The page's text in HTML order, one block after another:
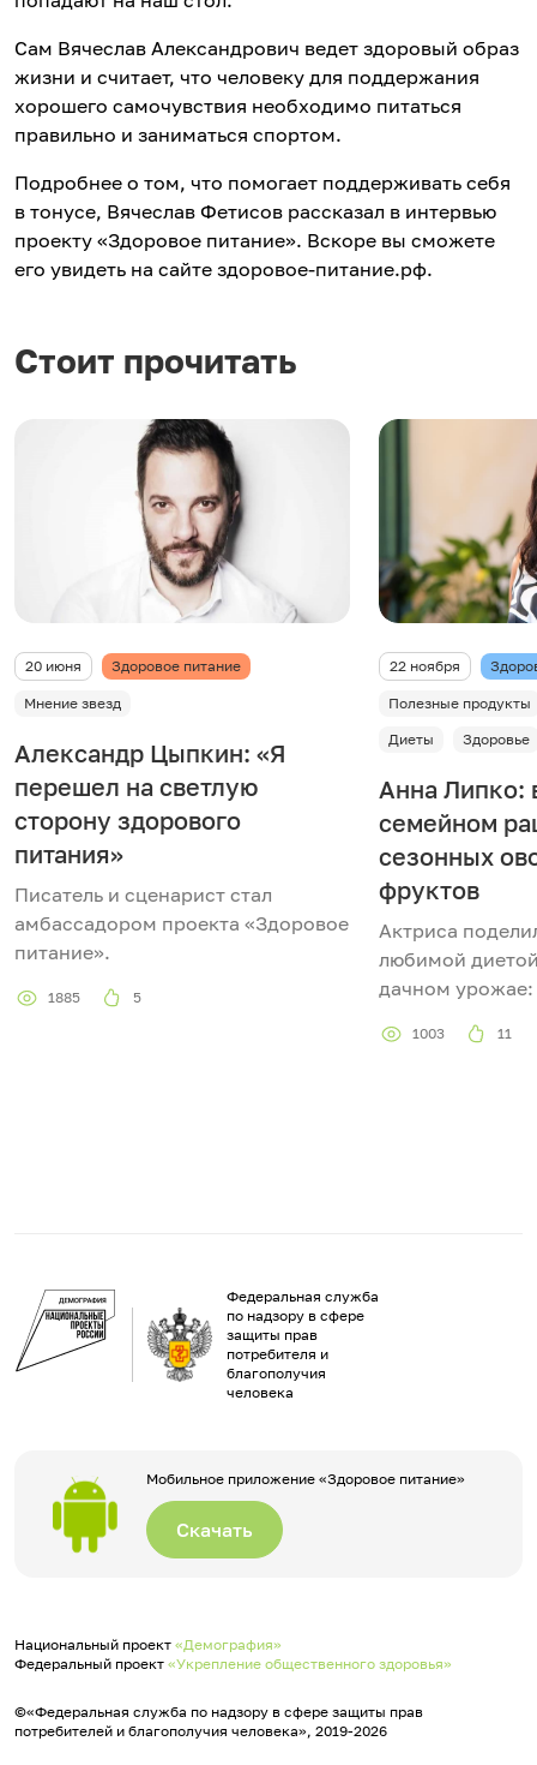
Сам Вячеслав Александрович ведет здоровый образ
жизни и считает, что человеку для поддержания
хорошего самочувствия необходимо питаться
правильно и заниматься спортом.
Подробнее о том, что помогает поддерживать себя
в тонусе, Вячеслав Фетисов рассказал в интервью
проекту «Здоровое питание». Вскоре вы сможете
его увидеть на сайте здоровое-питание.рф.
Стоит прочитать
20 июня Здоровое питание
Мнение звезд
Александр Цыпкин: «Я
перешел на светлую
сторону здорового
питания»
Писатель и сценарист стал
амбассадором проекта «Здоровое
питание».
1885 5
22 ноября
Полезные продукты
Диеты
Здоровье
Анна Липко:
семейном
сезонных
фруктов
Актриса
любимой
дачном урожае:
1003 11
Федеральная служба
по надзору в сфере
защиты прав
потребителя и
благополучия
человека
Мобильное приложение «Здоровое питание»
Скачать
Национальный проект «Демография»
Федеральный проект «Укрепление общественного здоровья»
©«Федеральная служба по надзору в сфере защиты прав
потребителей и благополучия человека», 2019-2026